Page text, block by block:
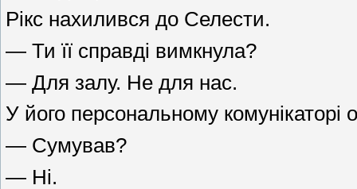
Рікс нахилився до Селести.
— Ти її справді вимкнула?
— Для залу. Не для нас.
У його персональному комунікаторі
— Сумував?
— Ні.